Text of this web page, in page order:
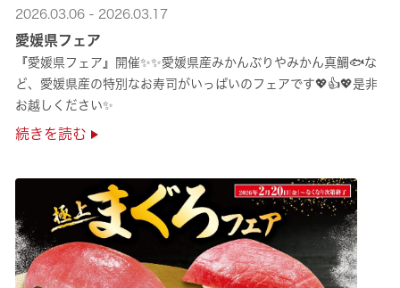
2026.03.06 - 2026.03.17
愛媛県フェア
『愛媛県フェア』開催✨✨愛媛県産みかんぶりやみかん真鯛🐟な
ど、愛媛県産の特別なお寿司がいっぱいのフェアです💖👍💖是非
お越しください✨
続きを読む